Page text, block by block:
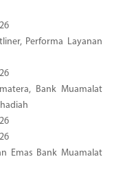
Performa Layanan
Bank Muamalat
Emas Bank Muamalat